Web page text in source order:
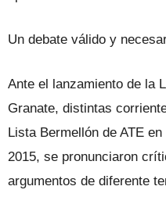
Un debate válido y
Ante el lanzamiento de la
Granate, distintas
Lista Bermellón de ATE
2015, se pronunciaron
argumentos de diferente